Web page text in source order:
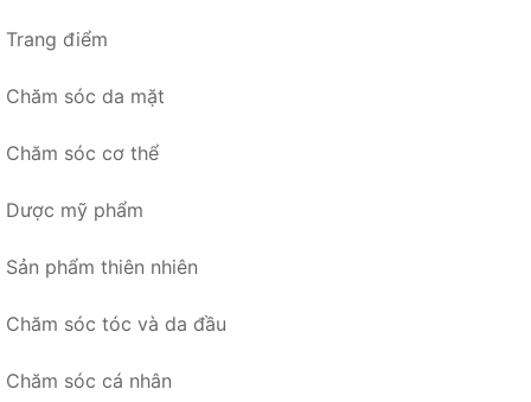
Trang điểm
Chăm sóc da mặt
Chăm sóc cơ thể
Dược mỹ phẩm
Sản phẩm thiên nhiên
Chăm sóc tóc và da đầu
Chăm sóc cá nhân